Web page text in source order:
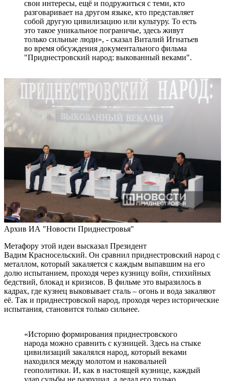
свои интересы, ещё и подружиться с теми, кто
разговаривает на другом языке, кто представляет
собой другую цивилизацию или культуру. То есть
это такое уникальное пограничье, здесь живут
только сильные люди», - сказал Виталий Игнатьев
во время обсуждения документального фильма
"Приднестровский народ: выкованный веками".
Архив ИА "Новости Приднестровья"
Метафору этой идеи высказал Президент
Вадим Красносельский. Он сравнил приднестровский народ с
металлом, который закаляется с каждым выпавшим на его
долю испытанием, проходя через кузницу войн, стихийных
бедствий, блокад и кризисов. В фильме это выразилось в
кадрах, где кузнец выковывает сталь – огонь и вода закаляют
её. Так и приднестровской народ, проходя через исторические
испытания, становится только сильнее.
«Историю формирования приднестровского
народа можно сравнить с кузницей. Здесь на стыке
цивилизаций закалялся народ, который веками
находился между молотом и наковальней
геополитики. И, как в настоящей кузнице, каждый
удар судьбы не разрушал, а делал его только